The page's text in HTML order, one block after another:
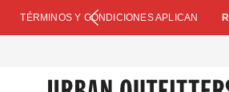
TÉRMINOS Y CONDICIONES APLICAN